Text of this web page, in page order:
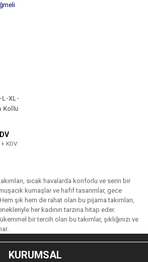
L-XL-
Kollu
KDV
sıcak havalarda konforlu ve serin bir
kumaşlar ve hafif tasarımlar, gece
şık hem de rahat olan bu pijama takımları,
her kadının tarzına hitap eder.
bir tercih olan bu takımlar, şıklığınızı ve
KURUMSAL